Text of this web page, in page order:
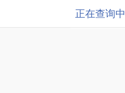
正在查询中